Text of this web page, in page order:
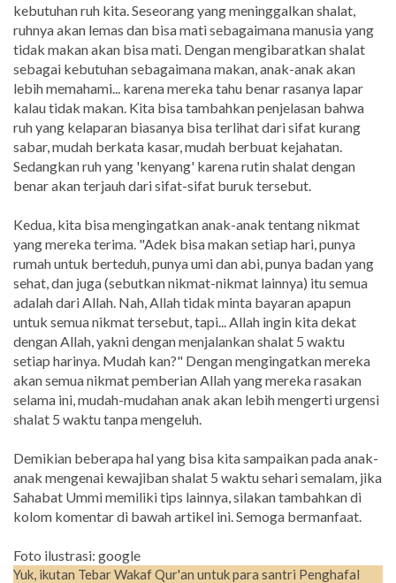
kebutuhan ruh kita. Seseorang yang meninggalkan shalat,
ruhnya akan lemas dan bisa mati sebagaimana manusia yang
tidak makan akan bisa mati. Dengan mengibaratkan shalat
sebagai kebutuhan sebagaimana makan, anak-anak akan
lebih memahami... karena mereka tahu benar rasanya lapar
kalau tidak makan. Kita bisa tambahkan penjelasan bahwa
ruh yang kelaparan biasanya bisa terlihat dari sifat kurang
sabar, mudah berkata kasar, mudah berbuat kejahatan.
Sedangkan ruh yang 'kenyang' karena rutin shalat dengan
benar akan terjauh dari sifat-sifat buruk tersebut.
Kedua, kita bisa mengingatkan anak-anak tentang nikmat
yang mereka terima. "Adek bisa makan setiap hari, punya
rumah untuk berteduh, punya umi dan abi, punya badan yang
sehat, dan juga (sebutkan nikmat-nikmat lainnya) itu semua
adalah dari Allah. Nah, Allah tidak minta bayaran apapun
untuk semua nikmat tersebut, tapi... Allah ingin kita dekat
dengan Allah, yakni dengan menjalankan shalat 5 waktu
setiap harinya. Mudah kan?" Dengan mengingatkan mereka
akan semua nikmat pemberian Allah yang mereka rasakan
selama ini, mudah-mudahan anak akan lebih mengerti urgensi
shalat 5 waktu tanpa mengeluh.
Demikian beberapa hal yang bisa kita sampaikan pada anak-
anak mengenai kewajiban shalat 5 waktu sehari semalam, jika
Sahabat Ummi memiliki tips lainnya, silakan tambahkan di
kolom komentar di bawah artikel ini. Semoga bermanfaat.
Foto ilustrasi: google
Yuk, ikutan Tebar Wakaf Qur'an untuk para santri Penghafal